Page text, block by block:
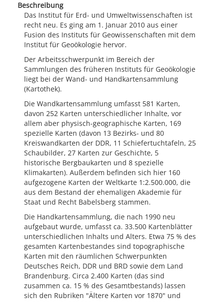
Beschreibung
Das Institut für Erd- und Umweltwissenschaften ist
recht neu. Es ging am 1. Januar 2010 aus einer
Fusion des Instituts für Geowissenschaften mit dem
Institut für Geoökologie hervor.
Der Arbeitsschwerpunkt im Bereich der
Sammlungen des früheren Instituts für Geoökologie
liegt bei der Wand- und Handkartensammlung
(Kartothek).
Die Wandkartensammlung umfasst 581 Karten,
davon 252 Karten unterschiedlicher Inhalte, vor
allem aber physisch-geographische Karten, 169
spezielle Karten (davon 13 Bezirks- und 80
Kreiswandkarten der DDR, 11 Schiefertuchtafeln, 25
Schaubilder, 27 Karten zur Geschichte, 5
historische Bergbaukarten und 8 spezielle
Klimakarten). Außerdem befinden sich hier 160
aufgezogene Karten der Weltkarte 1:2.500.000, die
aus dem Bestand der ehemaligen Akademie für
Staat und Recht Babelsberg stammen.
Die Handkartensammlung, die nach 1990 neu
aufgebaut wurde, umfasst ca. 33.500 Kartenblätter
unterschiedlichen Inhalts und Alters. Etwa 75 % des
gesamten Kartenbestandes sind topographische
Karten mit den räumlichen Schwerpunkten
Deutsches Reich, DDR und BRD sowie dem Land
Brandenburg. Circa 2.400 Karten (das sind
zusammen ca. 15 % des Gesamtbestands) lassen
sich den Rubriken "Ältere Karten vor 1870" und